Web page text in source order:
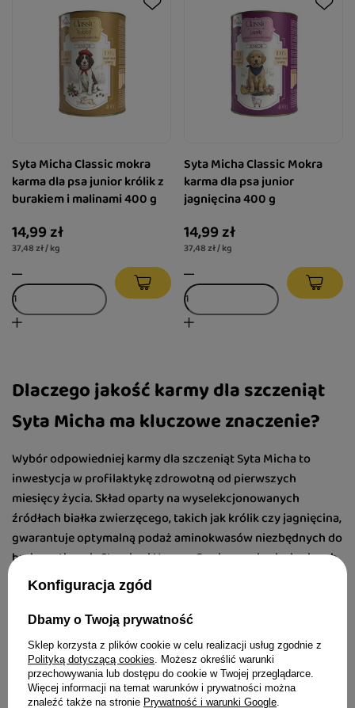
Syta Micha Classic mokra
karma dla psa junior królik z
burakiem i malinami 400 g
14,99 zł
37,48 zł / kg
Syta Micha Classic Mokra
karma dla psa junior
jagnięcina 400 g
14,99 zł
37,48 zł / kg
Dlaczego jakość karmy dla szczeniąt
Syta Micha ma kluczowe znaczenie?
Wybór odpowiedniej karmy dla szczeniąt Syta Micha to
inwestycja w profilaktykę zdrowotną od pierwszych
miesięcy życia. Skład oparty na wyselekcjonowanych
źródłach białka zwierzęcego, takich jak królik czy jagnięcina,
gwarantuje optymalną podaż aminokwasów niezbędnych do
budowy tkanek. Standard Human Grade oraz brak zbędnych
wypełniaczy i sztucznych konserwantów minimalizują
ryzyko wystąpienia nietolerancji pokarmowych, co jest
kluczowe w fazie intensywnego rozwoju młodego
organizmu. Dzięki wysokiej przyswajalności składników, pies
otrzymuje maksimum wartości odżywczych przy
zachowaniu optymalnej pracy układu trawiennego.
Konfiguracja zgód
Dbamy o Twoją prywatność
Sklep korzysta z plików cookie w celu realizacji usług zgodnie z
Polityką dotyczącą cookies . Możesz określić warunki
przechowywania lub dostępu do cookie w Twojej przeglądarce.
Więcej informacji na temat warunków i prywatności można
znaleźć także na stronie Prywatność i warunki Google